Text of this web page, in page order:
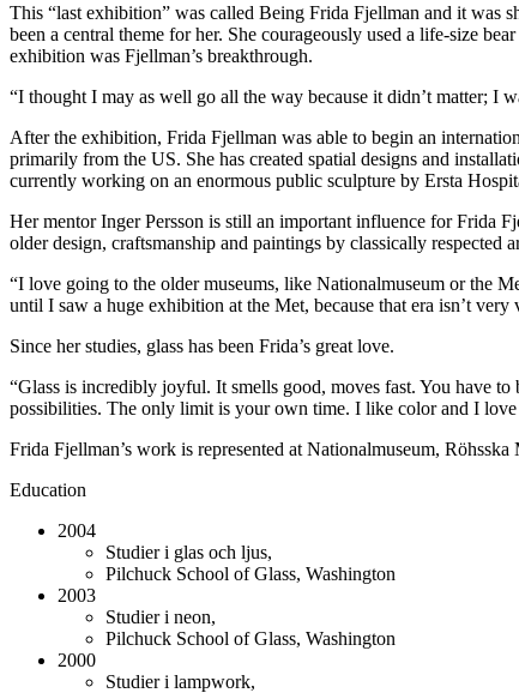
This “last exhibition” was called Being Frida Fjellman and it was
been a central theme for her. She courageously used a life-size
exhibition was Fjellman’s breakthrough.
“I thought I may as well go all the way because it didn’t matter; I
After the exhibition, Frida Fjellman was able to begin an
primarily from the US. She has created spatial designs and
currently working on an enormous public sculpture by Ersta
Her mentor Inger Persson is still an important influence for Frida
older design, craftsmanship and paintings by classically respected
“I love going to the older museums, like Nationalmuseum or the
until I saw a huge exhibition at the Met, because that era isn’t very
Since her studies, glass has been Frida’s great love.
“Glass is incredibly joyful. It smells good, moves fast. You have
possibilities. The only limit is your own time. I like color and I
Frida Fjellman’s work is represented at Nationalmuseum,
Education
2004
Studier i glas och ljus,
Pilchuck School of Glass, Washington
2003
Studier i neon,
Pilchuck School of Glass, Washington
2000
Studier i lampwork,